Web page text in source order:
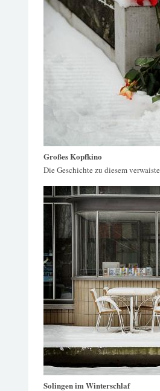
Großes Kopfkino
Die Geschichte zu diesem
Solingen im Winterschlaf